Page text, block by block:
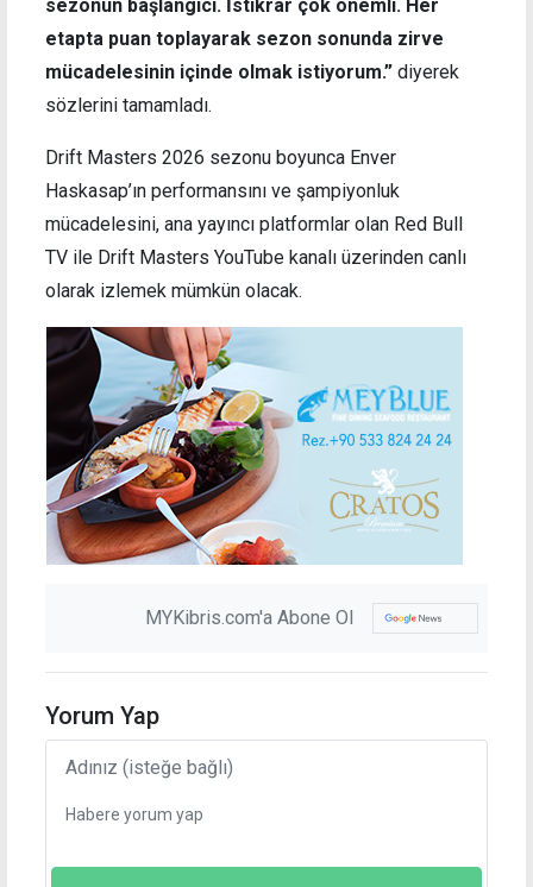
sezonun başlangıcı. İstikrar çok önemli. Her
etapta puan toplayarak sezon sonunda zirve
mücadelesinin içinde olmak istiyorum.” diyerek
sözlerini tamamladı.
Drift Masters 2026 sezonu boyunca Enver
Haskasap’ın performansını ve şampiyonluk
mücadelesini, ana yayıncı platformlar olan Red Bull
TV ile Drift Masters YouTube kanalı üzerinden canlı
olarak izlemek mümkün olacak.
MYKibris.com'a Abone Ol
Yorum Yap